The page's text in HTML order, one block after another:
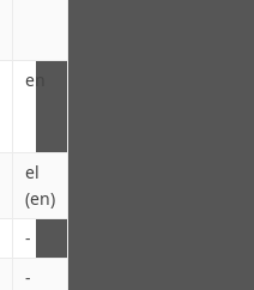
en
el
(en)
-
-